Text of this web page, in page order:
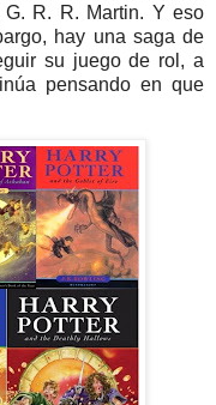
R. R. Martin. Y eso
hay una saga de
su juego de rol, a
pensando en que